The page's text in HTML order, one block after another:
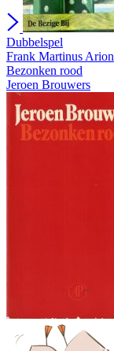
Dubbelspel
Frank Martinus Arion
Bezonken rood
Jeroen Brouwers